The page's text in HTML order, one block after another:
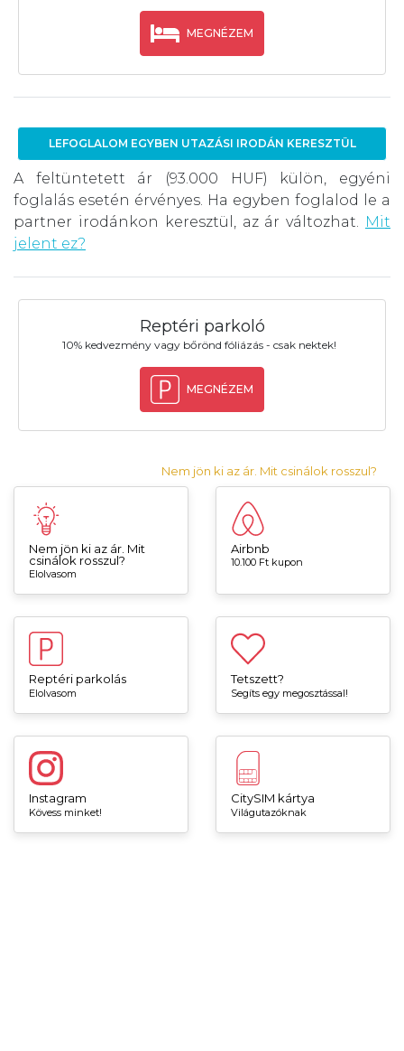
MEGNÉZEM
LEFOGLALOM EGYBEN UTAZÁSI IRODÁN KERESZTÜL
A feltüntetett ár (93.000 HUF) külön, egyéni
foglalás esetén érvényes. Ha egyben foglalod le a
partner irodánkon keresztül, az ár változhat. Mit
jelent ez?
Reptéri parkoló
10% kedvezmény vagy bőrönd fóliázás - csak nektek!
MEGNÉZEM
Nem jön ki az ár. Mit csinálok rosszul?
Nem jön ki az ár. Mit
csinálok rosszul?
Elolvasom
Airbnb
10.100 Ft kupon
Reptéri parkolás
Elolvasom
Tetszett?
Segíts egy megosztással!
Instagram
Kövess minket!
CitySIM kártya
Világutazóknak